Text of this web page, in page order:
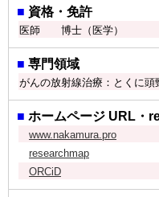
■ 資格・免許
医師 博士（医学）
■ 専門領域
がんの放射線治療：とくに
■ ホームページ URL・
www.nakamura.pro
researchmap
ORCiD